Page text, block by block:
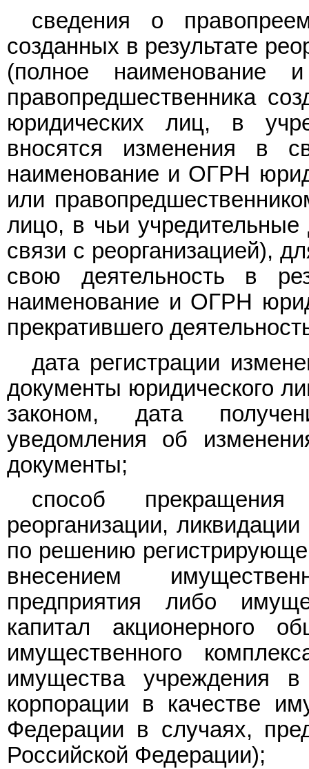
сведения о
созданных в результате
(полное
правопредшественника
юридических лиц, в
вносятся изменения в
наименование и ОГРН
или
лицо, в чьи
связи с реорганизацией),
свою деятельность в
наименование и ОГРН
прекратившего
дата регистрации
документы юридического
законом, дата
уведомления об
документы;
способ
реорганизации,
по решению
внесением
предприятия либо
капитал акционерного
имущественного
имущества учреждения в
корпорации в качестве
Федерации в случаях,
Российской Федерации);